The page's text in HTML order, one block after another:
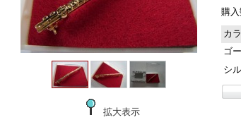
拡大表示
購入
カ
ゴ
シ